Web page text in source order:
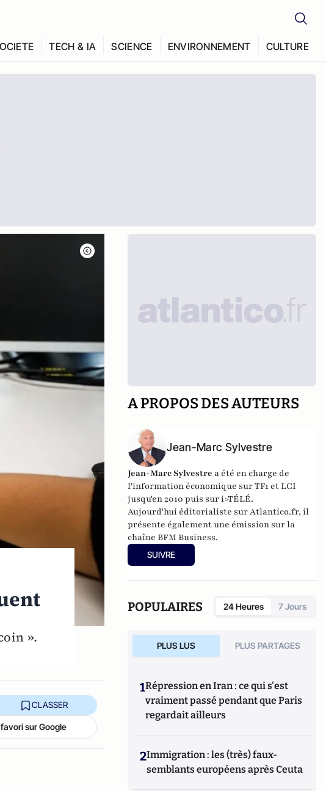
TECH & IA SCIENCE ENVIRONNEMENT CULTURE
».
CLASSER
sur Google
A PROPOS DES AUTEURS
Jean-Marc Sylvestre
Jean-Marc Sylvestre a été en charge de
l'information économique sur TF1 et LCI
jusqu'en 2010 puis sur i>TÉLÉ.
Aujourd'hui éditorialiste sur Atlantico.fr, il
présente également une émission sur la
chaîne BFM Business.
SUIVRE
POPULAIRES 24 Heures 7 Jours
PLUS LUS PLUS PARTAGES
1Répression en Iran : ce qui s'est
vraiment passé pendant que Paris
regardait ailleurs
2Immigration : les (très) faux-
semblants européens après Ceuta